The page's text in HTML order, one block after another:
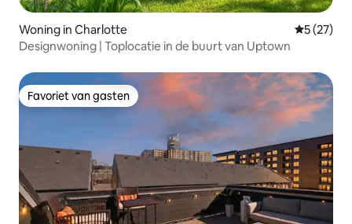
Woning in Charlotte
5 (27)
Designwoning | Toplocatie in de buurt van Uptown
Favoriet van gasten
Favoriet van gasten